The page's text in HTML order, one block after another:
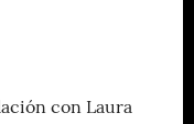
con Laura